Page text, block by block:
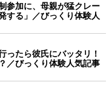
参加に、母親が猛クレー
する」／びっくり体験人
ったら彼氏にバッタリ！
／びっくり体験人気記事